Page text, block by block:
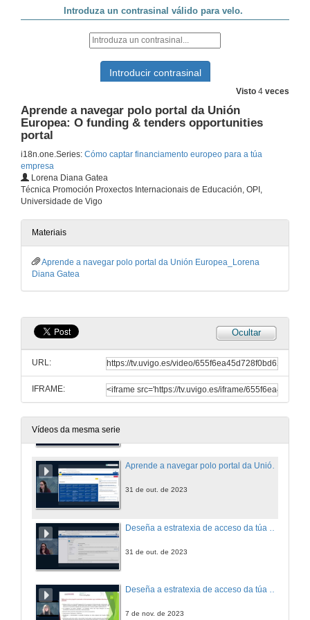
Visto 4 veces
Aprende a navegar polo portal da Unión
Europea: O funding & tenders opportunities
portal
i18n.one.Series: Cómo captar financiamento europeo para a túa
empresa
Lorena Diana Gatea
Técnica Promoción Proxectos Internacionais de Educación, OPI,
Universidade de Vigo
Materiais
Aprende a navegar polo portal da Unión Europea_Lorena
Diana Gatea
Ocultar
URL:
IFRAME:
Vídeos da mesma serie
Innovation Fund (INNOVFUND)
Programme for the environment and Climate Change (LIFE)
19 de out. de 2023
Programa COSME
Creative Europe Programme (CREA)
Calendario de convocatorias e programación de propostas
24 de out. de 2023
Como convencer ao avaliador europeo: criterios de avaliación das propostas e procedemento europeo de avaliación
Aprende a navegar polo portal da Unión Europea: O funding & tenders opportunities portal
31 de out. de 2023
31 de out. de 2023
Deseña a estratexia de acceso da túa empresa aos fondos europeos: preparación do perfil europeo, a formulación do proxecto, a busca de socios, a elaboración do contido narrativo e orzamentario, o proceso de presentación de propostas (II)
7 de nov. de 2023